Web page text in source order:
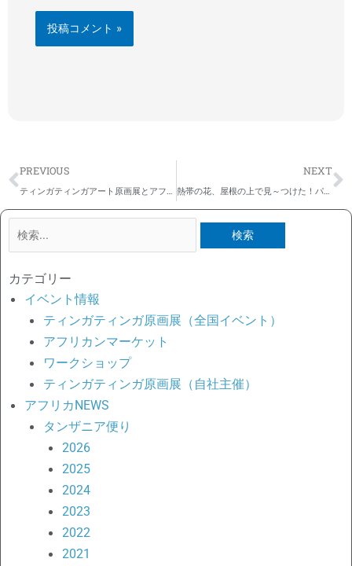
Prev
PREVIOUS NEXT
熱帯の花、屋根の上で見～つけた！パッションフルーツ 花と実～トケイソウ
検
象:
カテゴリー
イベント情報
ティンガティンガ原画展（全国イベント）
アフリカンマーケット
ワークショップ
ティンガティンガ原画展（自社主催）
アフリカNEWS
タンザニア便り
2026
2025
2024
2023
2022
2021